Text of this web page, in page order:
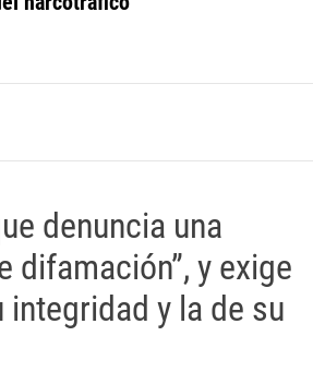
o
e
denuncia una
difamación”, y exige
integridad y la de su